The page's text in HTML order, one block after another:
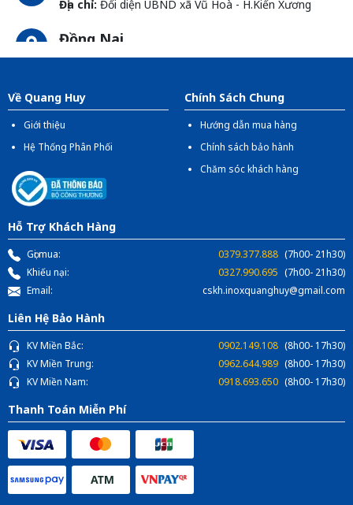
Địa chỉ: Đối diện UBND xã Vũ Hoà - H.Kiến Xương
Đồng Nai
Địa chỉ:1066- QL 51 Tổ 3 - Ấp Đồng - Phước Tân -
Về Quang Huy
Giới thiệu
Hệ Thống Phân Phối
Chính Sách Chung
Hướng dẫn mua hàng
Chính sách bảo hành
Chăm sóc khách hàng
Hỗ Trợ Khách Hàng
Gọi mua: 0379.377.888 (7h00- 21h30)
Khiếu nại:
0327.990.695 (7h00- 21h30)
Email:
cskh.inoxquanghuy@gmail.com
Liên Hệ Bảo Hành
KV Miền Bắc: 0902.149.108 (8h00- 17h30)
KV Miền Trung:
0962.644.989 (8h00- 17h30)
KV Miền Nam:
0918.693.650 (8h00- 17h30)
Thanh Toán Miễn Phí